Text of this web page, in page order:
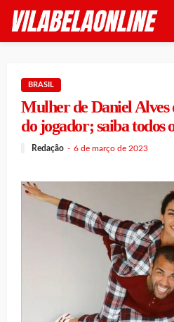
BRASIL
Mulher de Daniel Alves
do jogador; saiba todos
Redação 6 de março de 2023